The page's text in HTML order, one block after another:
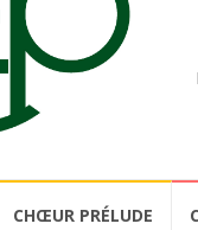
CHŒUR PRÉLUDE